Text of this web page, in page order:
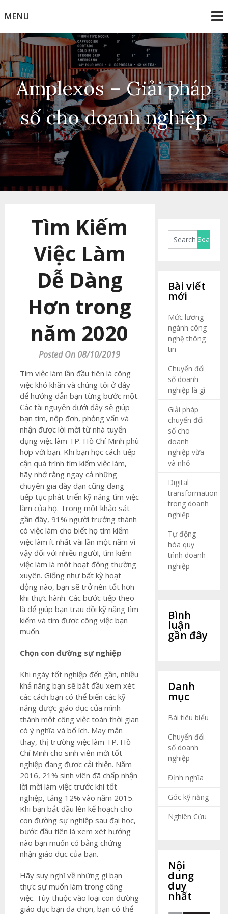
toMENU
Amplexos – Giải pháp
số cho doanh nghiệp
Tìm Kiếm
Việc Làm
Dễ Dàng
Hơn trong
năm 2020
Posted On 08/10/2019
Tìm việc làm lần đầu tiên là công
việc khó khăn và chúng tôi ở đây
để hướng dẫn bạn từng bước một.
Các tài nguyên dưới đây sẽ giúp
bạn tìm, nộp đơn, phỏng vấn và
nhận được lời mời từ nhà tuyển
dụng việc làm TP. Hồ Chí Minh phù
hợp với bạn. Khi bạn học cách tiếp
cận quá trình tìm kiếm việc làm,
hãy nhớ rằng ngay cả những
chuyên gia dày dạn cũng đang
tiếp tục phát triển kỹ năng tìm việc
làm của họ. Trong một khảo sát
gần đây, 91% người trưởng thành
có việc làm cho biết họ tìm kiếm
việc làm ít nhất vài lần một năm vì
vậy đối với nhiều người, tìm kiếm
việc làm là một hoạt động thường
xuyên. Giống như bất kỳ hoạt
động nào, bạn sẽ trở nên tốt hơn
khi thực hành. Các bước tiếp theo
là để giúp bạn trau dồi kỹ năng tìm
kiếm và tìm được công việc bạn
muốn.
Chọn con đường sự nghiệp
Khi ngày tốt nghiệp đến gần, nhiều
khả năng bạn sẽ bắt đầu xem xét
các cách bạn có thể biến các kỹ
năng được giáo dục của mình
thành một công việc toàn thời gian
có ý nghĩa và bổ ích. May mắn
thay, thị trường việc làm TP. Hồ
Chí Minh cho sinh viên mới tốt
nghiệp đang được cải thiện. Năm
2016, 21% sinh viên đã chấp nhận
lời mời làm việc trước khi tốt
nghiệp, tăng 12% vào năm 2015.
Khi bạn bắt đầu lên kế hoạch cho
con đường sự nghiệp sau đại học,
bước đầu tiên là xem xét hướng
nào bạn muốn có bằng chứng
nhận giáo dục của bạn.
Hãy suy nghĩ về những gì bạn
thực sự muốn làm trong công
việc. Tùy thuộc vào loại con đường
giáo dục bạn đã chọn, bạn có thể
Bài viết
mới
Mức lương
ngành công
nghệ thông
tin
Chuyển đổi
số doanh
nghiệp là gì
Giải pháp
chuyển đổi
số cho
doanh
nghiệp vừa
và nhỏ
Digital
transformation
trong doanh
nghiệp
Tự động
hóa quy
trình doanh
nghiệp
Bình
luận
gần đây
Danh
mục
Bài tiêu biểu
Chuyển đổi
số doanh
nghiệp
Định nghĩa
Góc kỹ năng
Nghiên Cứu
Nội
dung
duy
nhất